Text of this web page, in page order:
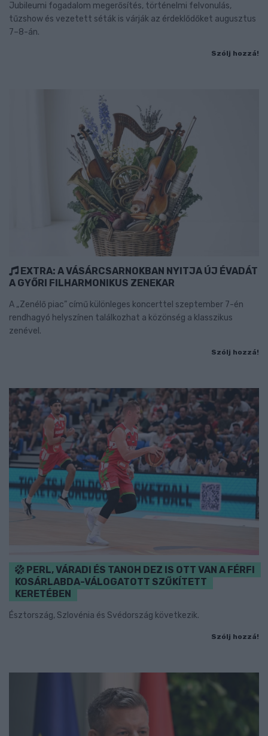
Jubileumi fogadalom megerősítés, történelmi felvonulás,
tűzshow és vezetett séták is várják az érdeklődőket augusztus
7–8-án.
Szólj hozzá!
EXTRA: A VÁSÁRCSARNOKBAN NYITJA ÚJ ÉVADÁT
A GYŐRI FILHARMONIKUS ZENEKAR
A „Zenélő piac” című különleges koncerttel szeptember 7-én
rendhagyó helyszínen találkozhat a közönség a klasszikus
zenével.
Szólj hozzá!
PERL, VÁRADI ÉS TANOH DEZ IS OTT VAN A FÉRFI
KOSÁRLABDA-VÁLOGATOTT SZŰKÍTETT
KERETÉBEN
Észtország, Szlovénia és Svédország következik.
Szólj hozzá!